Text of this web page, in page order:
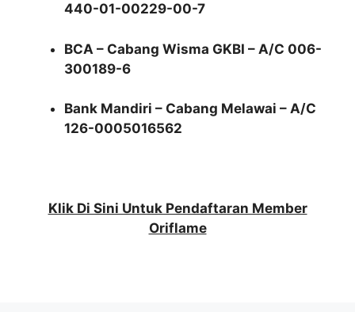
440-01-00229-00-7
BCA – Cabang Wisma GKBI – A/C 006-
300189-6
Bank Mandiri – Cabang Melawai – A/C
126-0005016562
Klik Di Sini Untuk Pendaftaran Member
Oriflame